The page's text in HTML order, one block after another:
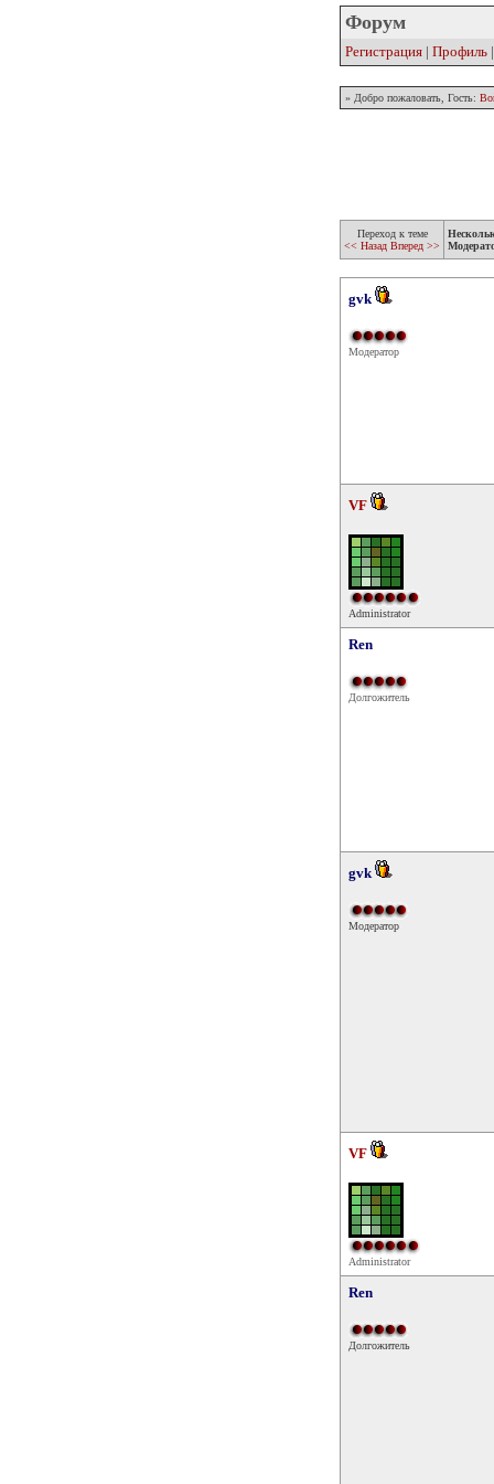
Форум
Регистрация | Профиль |
» Добро пожаловать, Гость:
Переход к теме
<< Назад Вперед >>
gvk
Модератор
VF
Administrator
Ren
Долгожитель
gvk
Модератор
VF
Administrator
Ren
Долгожитель